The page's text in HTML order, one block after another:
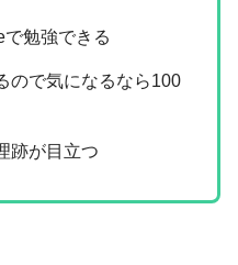
勉強できる
ので気になるなら100
跡が目立つ